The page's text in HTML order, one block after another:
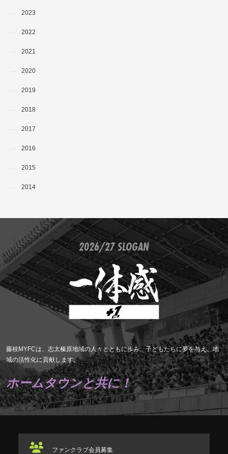
2023
2022
2021
2020
2019
2018
2017
2016
2015
2014
2026/27 SLOGAN
藤枝MYFCは、志太榛原地域の人々とともに歩み、子どもたちに夢を与え、地
域の活性化に貢献します。
ホームタウンと共に！
ファンクラブ会員募集